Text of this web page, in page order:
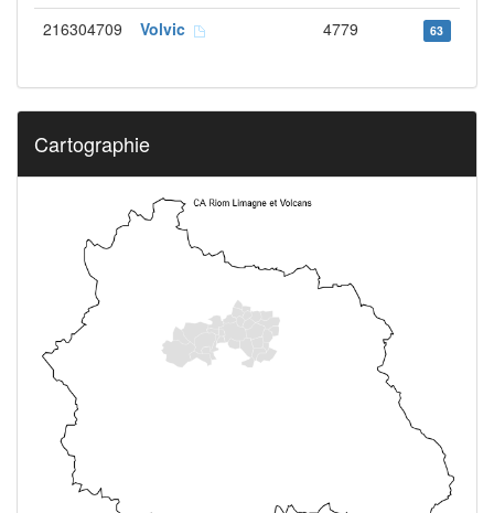
216304709 Volvic 4779 63
Cartographie